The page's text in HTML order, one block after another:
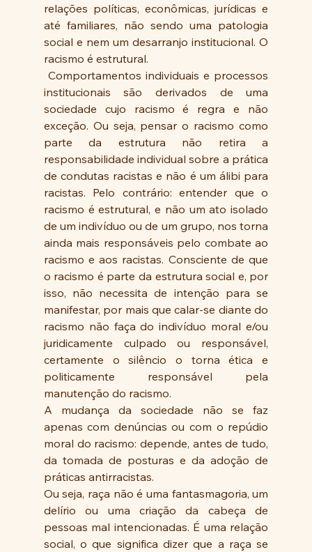
relações políticas, econômicas, jurídicas e
até familiares, não sendo uma patologia
social e nem um desarranjo institucional. O
racismo é estrutural.
institucionais são derivados de uma
sociedade cujo racismo é regra e não
exceção. Ou seja, pensar o racismo como
parte da estrutura não retira a
responsabilidade individual sobre a prática
de condutas racistas e não é um álibi para
racistas. Pelo contrário: entender que o
racismo é estrutural, e não um ato isolado
de um indivíduo ou de um grupo, nos torna
ainda mais responsáveis pelo combate ao
racismo e aos racistas. Consciente de que
o racismo é parte da estrutura social e, por
isso, não necessita de intenção para se
manifestar, por mais que calar-se diante do
racismo não faça do indivíduo moral e/ou
juridicamente culpado ou responsável,
certamente o silêncio o torna ética e
politicamente responsável pela
manutenção do racismo.
A mudança da sociedade não se faz
apenas com denúncias ou com o repúdio
moral do racismo: depende, antes de tudo,
da tomada de posturas e da adoção de
práticas antirracistas.
Ou seja, raça não é uma fantasmagoria, um
delírio ou uma criação da cabeça de
pessoas mal intencionadas. É uma relação
social, o que significa dizer que a raça se